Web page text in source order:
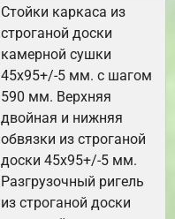
Стойки каркаса из
строганой доски
камерной сушки
45х95+/-5 мм. с шагом
590 мм. Верхняя
двойная и нижняя
обвязки из строганой
доски 45х95+/-5 мм.
Разгрузочный ригель
из строганой доски